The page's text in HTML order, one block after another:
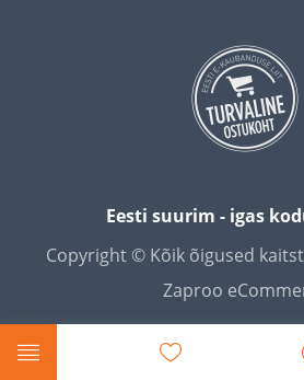
Eesti suurim - igas
Copyright © Kõik õigused
Zaproo